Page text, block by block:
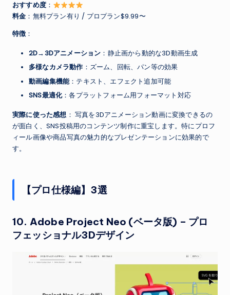
おすすめ度 ：
料金 ：無料プラン有り / プロプラン$9.99〜
特徴 ：
2D→3Dアニメーション ：静止画から動的な3D動画生成
多様なカメラ動作 ：ズーム、回転、パン等の効果
動画編集機能：テキスト、エフェクト追加可能
SNS最適化：各プラットフォーム用フォーマット対応
実際に使った感想 ： 写真を3Dアニメーション動画に変換できるの
が面白く、SNS投稿用のコンテンツ制作に重宝します。特にプロフ
ィール画像や商品写真の魅力的なプレゼンテーションに効果的で
す。
【プロ仕様編】3選
10. Adobe Project Neo (ベータ版) – プロ
フェッショナル3Dデザイン